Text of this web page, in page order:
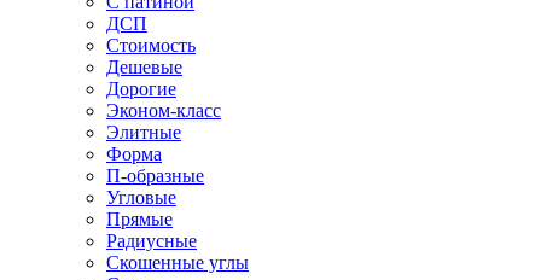
ДСП
Стоимость
Дешевые
Дорогие
Эконом-класс
Элитные
Форма
П-образные
Угловые
Прямые
Радиусные
Скошенные углы